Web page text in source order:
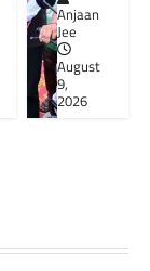
Anjaan
Jee
August
9,
2026